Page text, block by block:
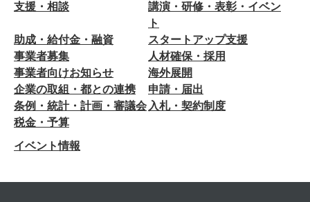
支援・相談
講演・研修・表彰・イベン
ト
助成・給付金・融資
スタートアップ支援
事業者募集
人材確保・採用
事業者向けお知らせ
海外展開
企業の取組・都との連携
申請・届出
条例・統計・計画・審議会 入札・契約制度
税金・予算
イベント情報